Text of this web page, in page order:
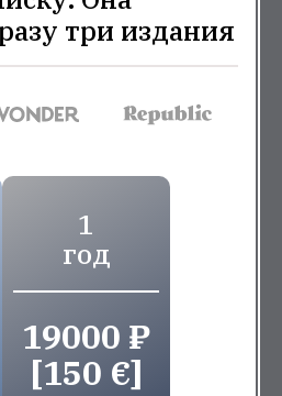
три издания
1
год
19000 ₽
[150 €]